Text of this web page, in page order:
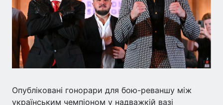
Опубліковані гонорари для бою-реваншу між
українським чемпіоном у надважкій вазі